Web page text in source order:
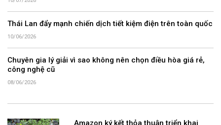
Thái Lan đẩy mạnh chiến dịch tiết kiệm điện trên toàn quốc
10/06/2026
Chuyên gia lý giải vì sao không nên chọn điều hòa giá rẻ,
công nghệ cũ
08/06/2026